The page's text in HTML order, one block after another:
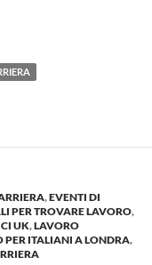
04: Gli Impieghi del
,EVENTI DI
PER TROVARE LAVORO,
UK,LAVORO
PER ITALIANI A LONDRA,